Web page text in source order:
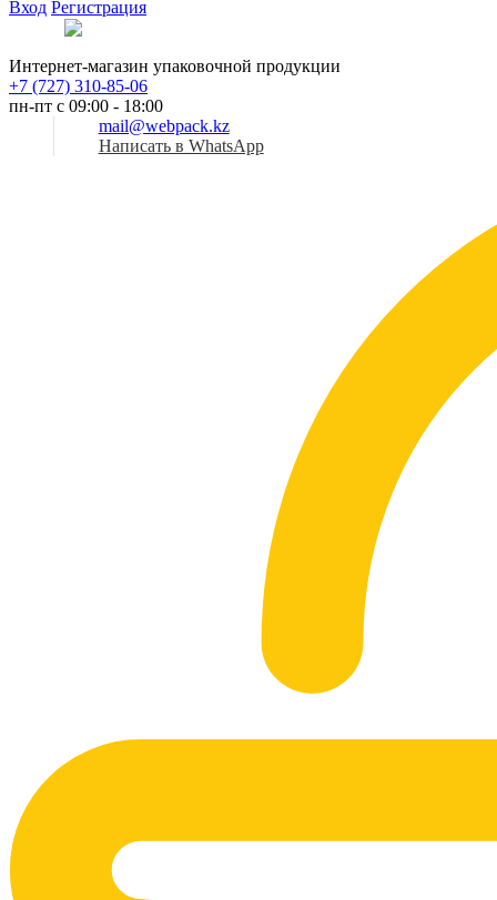
Вход Регистрация
Интернет-магазин упаковочной продукции
+7 (727) 310-85-06
пн-пт с 09:00 - 18:00
mail@webpack.kz
Написать в WhatsApp